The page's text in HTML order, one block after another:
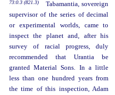
73:0.3 (821.3)
Tabamantia, sovereign
supervisor of the series of decimal
or experimental worlds, came to
inspect the planet and, after his
survey of racial progress, duly
recommended that Urantia be
granted Material Sons. In a little
less than one hundred years from
the time of this inspection, Adam